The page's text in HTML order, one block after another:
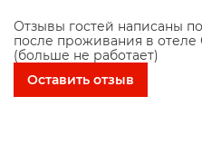
Отзывы гостей написаны
после проживания в отеле
(больше не работает)
Оставить отзыв